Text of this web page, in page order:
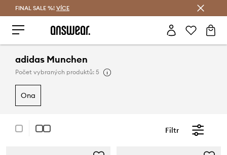
FINAL SALE %! VÍCE
adidas Munchen
Počet vybraných produktů: 5
ona
Filtr